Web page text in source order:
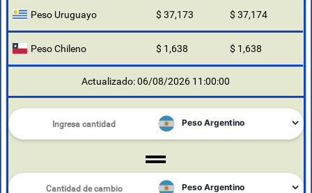
Peso Uruguayo $ 37,173 $ 37,174
Peso Chileno $ 1,638 $ 1,638
Actualizado: 06/08/2026 11:00:00